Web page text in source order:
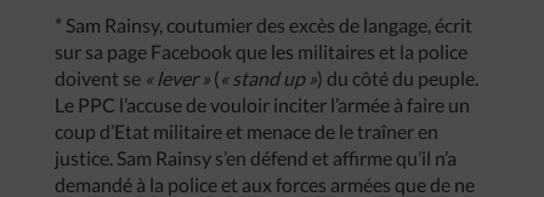
* Sam Rainsy, coutumier des excès de langage, écrit
sur sa page Facebook que les militaires et la police
doivent se « lever » (« stand up ») du côté du peuple.
Le PPC l’accuse de vouloir inciter l’armée à faire un
coup d’Etat militaire et menace de le traîner en
justice. Sam Rainsy s’en défend et affirme qu’il n’a
demandé à la police et aux forces armées que de ne